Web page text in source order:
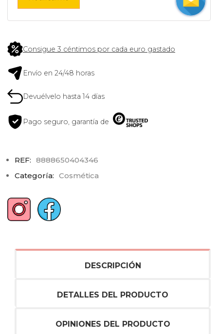
Consigue 3 céntimos por cada euro gastado
Envío en 24/48 horas
Devuélvelo hasta 14 días
Pago seguro, garantía de
REF: 8888650404346
Categoría: Cosmética
DESCRIPCIÓN
DETALLES DEL PRODUCTO
OPINIONES DEL PRODUCTO